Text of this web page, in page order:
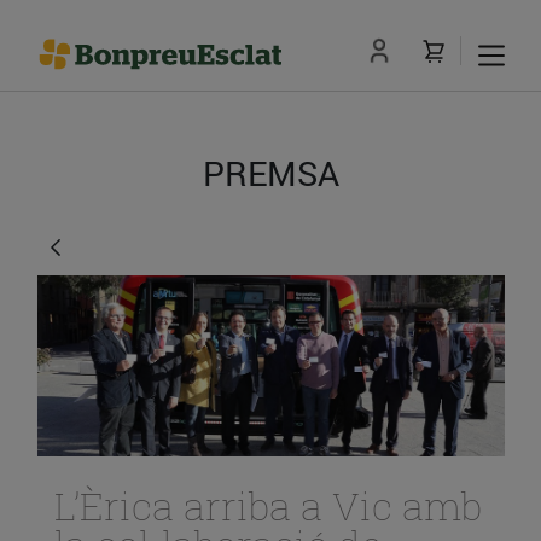
PREMSA
L’Èrica arriba a Vic amb